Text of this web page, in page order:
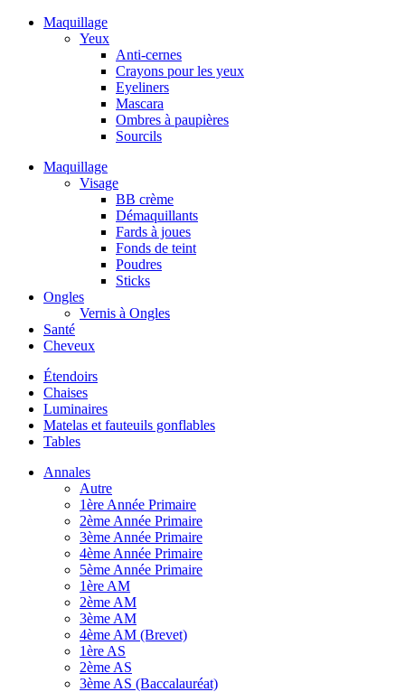
Maquillage
Yeux
Anti-cernes
Crayons pour les yeux
Eyeliners
Mascara
Ombres à paupières
Sourcils
Maquillage
Visage
BB crème
Démaquillants
Fards à joues
Fonds de teint
Poudres
Sticks
Ongles
Vernis à Ongles
Santé
Cheveux
Étendoirs
Chaises
Luminaires
Matelas et fauteuils gonflables
Tables
Annales
Autre
1ère Année Primaire
2ème Année Primaire
3ème Année Primaire
4ème Année Primaire
5ème Année Primaire
1ère AM
2ème AM
3ème AM
4ème AM (Brevet)
1ère AS
2ème AS
3ème AS (Baccalauréat)